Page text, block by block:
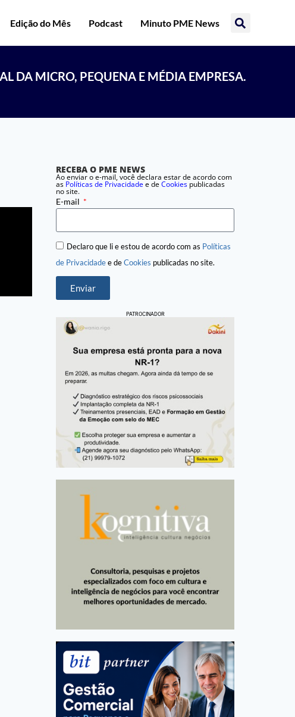
Edição do Mês Podcast Minuto PME News
DA MICRO, PEQUENA E MÉDIA EMPRESA.
RECEBA O PME NEWS
Ao enviar o e-mail, você declara estar de acordo com
as Políticas de Privacidadee deCookies publicadas
no site.
E-mail
Declaro que li e estou de acordo com as Políticas
de Privacidadee deCookies publicadas no site.
Enviar
PATROCINADOR